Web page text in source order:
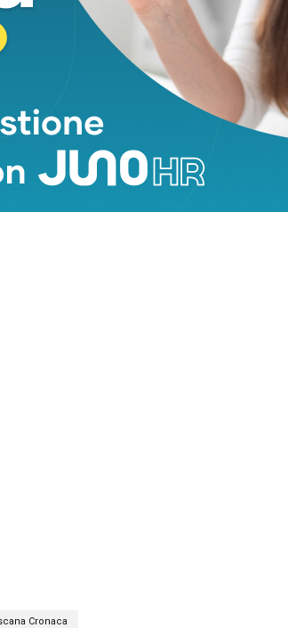
del nostro sistema sociale e
nato in Toscana che da
chi soffre”.
Misericordie d’Italia, la
già avviato, con l’obiettivo di
che caratterizza da secoli
Cronaca